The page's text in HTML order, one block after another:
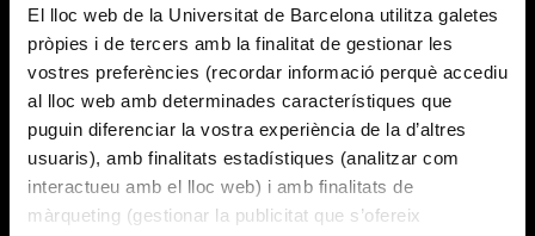
El lloc web de la Universitat de Barcelona utilitza galetes
pròpies i de tercers amb la finalitat de gestionar les
vostres preferències (recordar informació perquè accediu
al lloc web amb determinades característiques que
puguin diferenciar la vostra experiència de la d’altres
usuaris), amb finalitats estadístiques (analitzar com
interactueu amb el lloc web) i amb finalitats de
màrqueting (gestionar la publicitat que s’ofereix